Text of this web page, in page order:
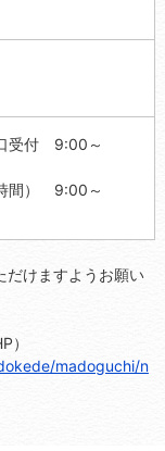
受付 9:00～
間） 9:00～
だけますようお願い
）
madoguchi/n